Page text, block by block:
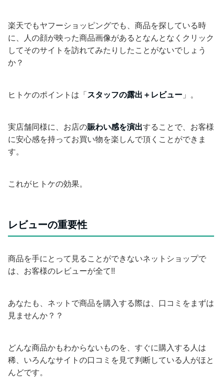
楽天でもヤフーショッピングでも、商品を探している時
に、人の顔が映った商品画像があるとなんとなくクリック
してそのサイトを訪れてみたりしたことがないでしょう
か？
ヒトケのポイントは「 スタッフの露出＋レビュー 」。
実店舗同様に、お店の賑わい感を演出することで、お客様
に安心感を持ってお買い物を楽しんで頂くことができま
す。
これがヒトケの効果。
レビューの重要性
商品を手にとって見ることができないネットショップで
は、お客様のレビューが全て!!
あなたも、ネットで商品を購入する際は、口コミをまずは
見ませんか？？
どんな商品かもわからないものを、すぐに購入する人は
稀、いろんなサイトの口コミを見て判断している人がほと
んどです。